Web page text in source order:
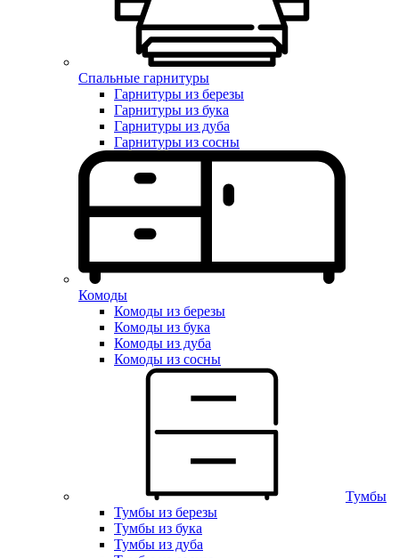
Спальные гарнитуры
Гарнитуры из березы
Гарнитуры из бука
Гарнитуры из дуба
Гарнитуры из сосны
Комоды
Комоды из березы
Комоды из бука
Комоды из дуба
Комоды из сосны
Тумбы
Тумбы из березы
Тумбы из бука
Тумбы из дуба